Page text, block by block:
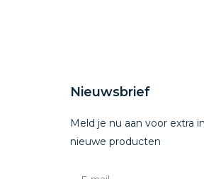
Nieuwsbrief
Meld je nu aan voor extra
nieuwe producten